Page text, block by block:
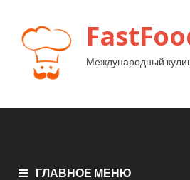
Международный
ГЛАВНОЕ МЕНЮ